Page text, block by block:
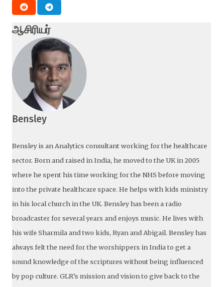
ஆசிரியர்
Bensley
Bensley is an Analytics consultant working for the healthcare
sector. Born and raised in India, he moved to the UK in 2005
where he spent his time working for the NHS before moving
into the private healthcare space. He helps with kids ministry
in his local church in the UK. Bensley has been a radio
broadcaster for several years and enjoys music. He lives with
his wife Sharmila and two kids, Ryan and Abigail. Bensley has
always felt the need for the worshippers in India to get a
sound knowledge of the scriptures without being influenced
by pop culture. GLR’s mission and vision to give back to the